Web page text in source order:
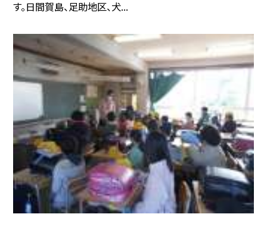
す。日間賀島、足助地区、犬...